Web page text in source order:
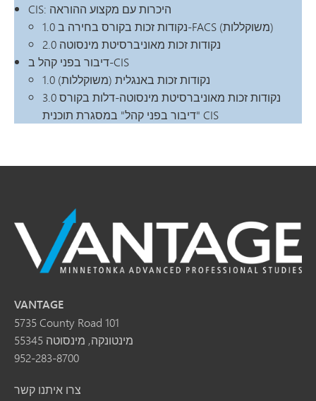
CIS: היכרות עם מקצוע ההוראה
1.0 נקודות זכות בקורס בחירה ב-FACS (משוקללות)
2.0 נקודות זכות מאוניברסיטת מינסוטה
דיבור בפני קהל ב-CIS
1.0 נקודות זכות באנגלית (משוקללות)
3.0 נקודות זכות מאוניברסיטת מינסוטה-דלות בקורס
"דיבור בפני קהל" במסגרת תוכנית CIS
VANTAGE
5735 County Road 101
מינטונקה, מינסוטה 55345
952-283-8700
צרו איתנו קשר